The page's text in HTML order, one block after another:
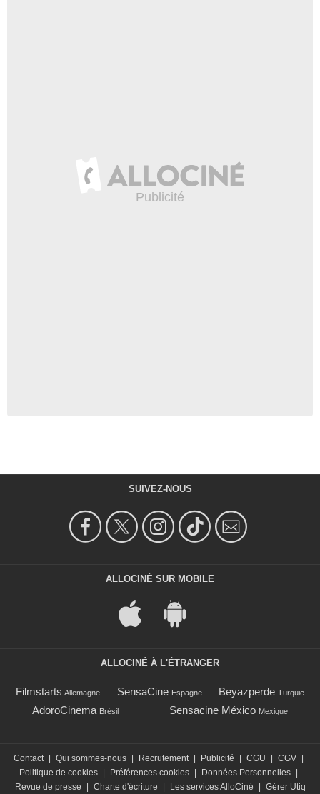
SUIVEZ-NOUS
ALLOCINÉ SUR MOBILE
ALLOCINÉ À L'ÉTRANGER
Filmstarts Allemagne SensaCine Espagne Beyazperde Turquie
AdoroCinema Brésil Sensacine México Mexique
Contact Qui sommes-nous Recrutement Publicité CGU CGV
Politique de cookies
Préférences cookies Données Personnelles
Revue de presse
Charte d'écriture Les services AlloCiné Gérer Utiq